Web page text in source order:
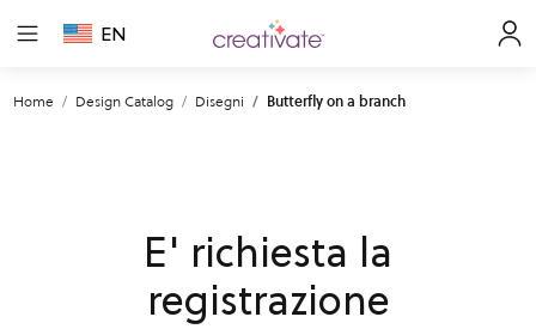
EN
Home Design Catalog Disegni Butterfly on a branch
E' richiesta la
registrazione